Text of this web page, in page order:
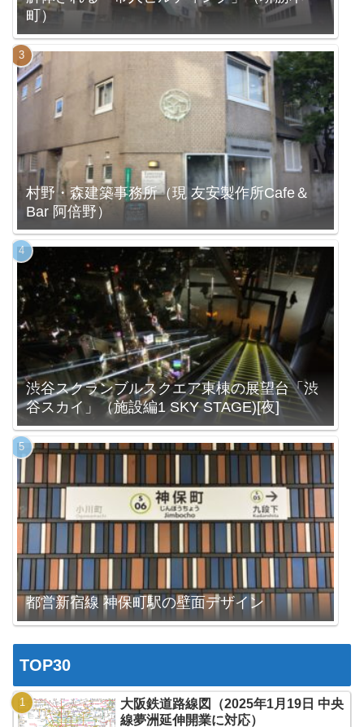
町）
村野・森建築事務所（現 友安製作所Cafe＆
Bar 阿倍野）
渋谷スクランブルスクエア東棟の展望台「渋
谷スカイ」（施設編1 SKY STAGE)[夜]
都営新宿線 神保町駅の壁面デザイン
TOP30
大阪鉄道路線図（2025年1月19日 中央
線夢洲延伸開業に対応）